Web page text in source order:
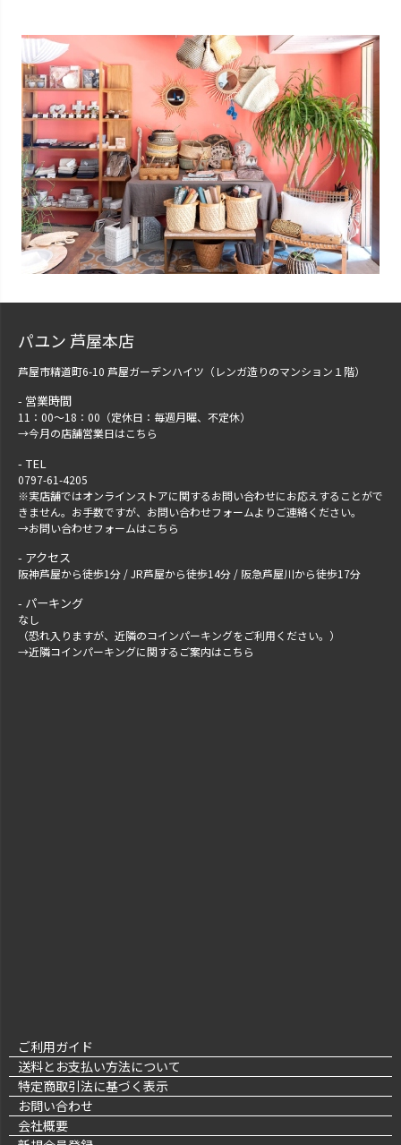
パユン 芦屋本店
芦屋市精道町6-10 芦屋ガーデンハイツ（レンガ造りのマンション１階）
営業時間
11：00～18：00（定休日：毎週月曜、不定休）
→今月の店舗営業日はこちら
TEL
0797-61-4205
※実店舗ではオンラインストアに関するお問い合わせにお応えすることがで
きません。お手数ですが、 お問い合わせフォームよりご連絡ください。
→お問い合わせフォームはこちら
アクセス
阪神芦屋から徒歩1分 / JR芦屋から徒歩14分 / 阪急芦屋川から徒歩17分
パーキング
なし
（恐れ入りますが、近隣のコインパーキングをご利用ください。）
→近隣コインパーキングに関するご案内はこちら
ご利用ガイド
送料とお支払い方法について
特定商取引法に基づく表示
お問い合わせ
会社概要